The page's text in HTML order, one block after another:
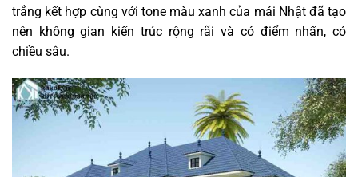
trắng kết hợp cùng với tone màu xanh của mái Nhật đã tạo
nên không gian kiến trúc rộng rãi và có điểm nhấn, có
chiều sâu.